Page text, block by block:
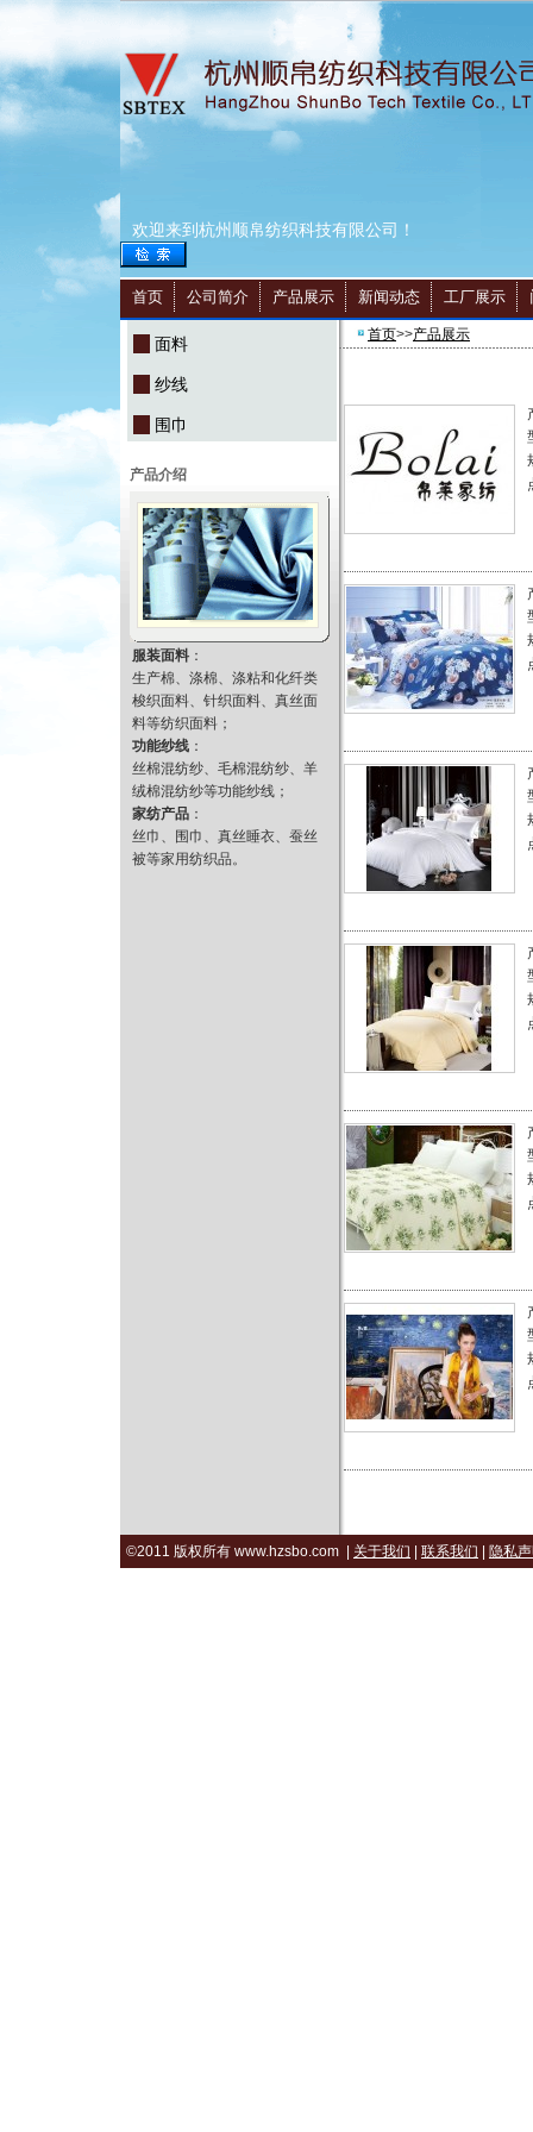
欢迎来到杭州顺帛纺织科技有限公司！
首页 公司简介 产品展示 新闻动态 工厂展示
面料
纱线
围巾
产品介绍
服装面料 ：
生产棉、涤棉、涤粘和化纤类
梭织面料、针织面料、真丝面
料等纺织面料；
功能纱线 ：
丝棉混纺纱、毛棉混纺纱、羊
绒棉混纺纱等功能纱线；
家纺产品 ：
丝巾、围巾、真丝睡衣、蚕丝
被等家用纺织品。
首页>>产品展示
©2011 版权所有 www.hzsbo.com | 关于我们 联系我们 隐私